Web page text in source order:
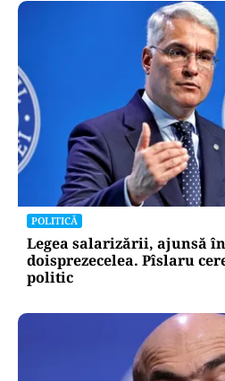
POLITICĂ
Legea salarizării, ajunsă
doisprezecelea. Pîslaru
politic